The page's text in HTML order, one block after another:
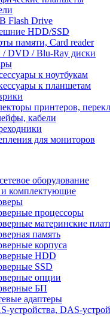
Flash Drive
HDD/SSD
памяти, Card reader
/ DVD / Blu-Ray диски
к ноутбукам
к планшетам
принтеров,
кабели
для мониторов
оборудование
комплектующие
процессоры
материнские
память
корпуса
HDD
SSD
опции
БП
адаптеры
устройства, DAS-